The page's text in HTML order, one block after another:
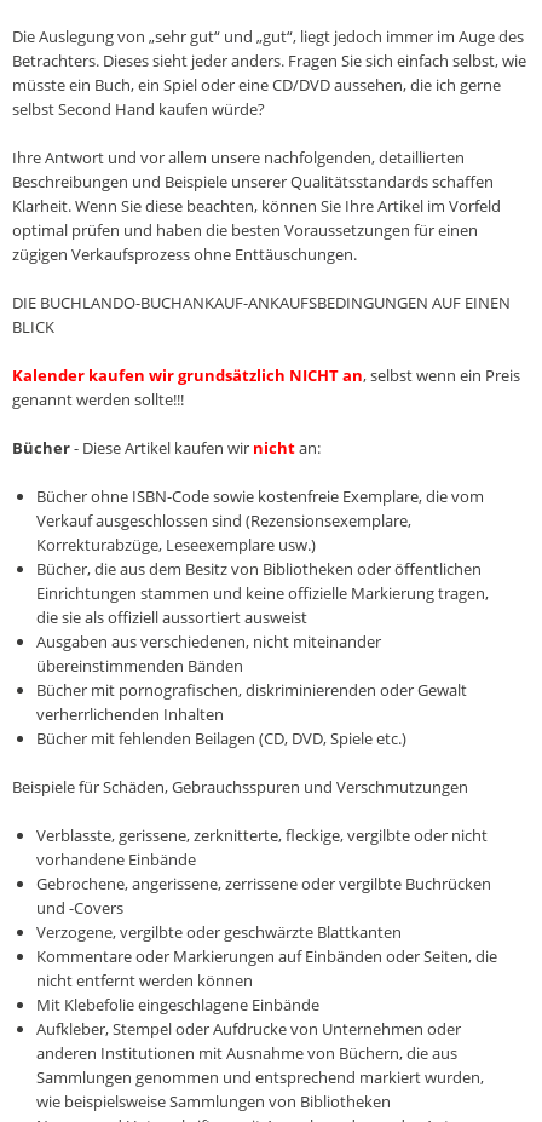
Die Auslegung von „sehr gut“ und „gut“, liegt jedoch immer im Auge des
Betrachters. Dieses sieht jeder anders. Fragen Sie sich einfach selbst, wie
müsste ein Buch, ein Spiel oder eine CD/DVD aussehen, die ich gerne
selbst Second Hand kaufen würde?
Ihre Antwort und vor allem unsere nachfolgenden, detaillierten
Beschreibungen und Beispiele unserer Qualitätsstandards schaffen
Klarheit. Wenn Sie diese beachten, können Sie Ihre Artikel im Vorfeld
optimal prüfen und haben die besten Voraussetzungen für einen
zügigen Verkaufsprozess ohne Enttäuschungen.
DIE BUCHLANDO-BUCHANKAUF-ANKAUFSBEDINGUNGEN AUF EINEN
BLICK
Kalender kaufen wir grundsätzlich NICHT an, selbst wenn ein Preis
genannt werden sollte!!!
Bücher- Diese Artikel kaufen wir nichtan:
Bücher ohne ISBN-Code sowie kostenfreie Exemplare, die vom
Verkauf ausgeschlossen sind (Rezensionsexemplare,
Korrekturabzüge, Leseexemplare usw.)
Bücher, die aus dem Besitz von Bibliotheken oder öffentlichen
Einrichtungen stammen und keine offizielle Markierung tragen,
die sie als offiziell aussortiert ausweist
Ausgaben aus verschiedenen, nicht miteinander
übereinstimmenden Bänden
Bücher mit pornografischen, diskriminierenden oder Gewalt
verherrlichenden Inhalten
Bücher mit fehlenden Beilagen (CD, DVD, Spiele etc.)
Beispiele für Schäden, Gebrauchsspuren und Verschmutzungen
Verblasste, gerissene, zerknitterte, fleckige, vergilbte oder nicht
vorhandene Einbände
Gebrochene, angerissene, zerrissene oder vergilbte Buchrücken
und -Covers
Verzogene, vergilbte oder geschwärzte Blattkanten
Kommentare oder Markierungen auf Einbänden oder Seiten, die
nicht entfernt werden können
Mit Klebefolie eingeschlagene Einbände
Aufkleber, Stempel oder Aufdrucke von Unternehmen oder
anderen Institutionen mit Ausnahme von Büchern, die aus
Sammlungen genommen und entsprechend markiert wurden,
wie beispielsweise Sammlungen von Bibliotheken